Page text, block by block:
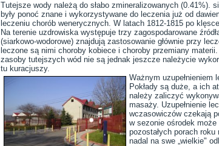
Tutejsze wody należą do słabo zmineralizowanych (0.41%).
były ponoć znane i wykorzystywane do leczenia już od
leczeniu chorób wenerycznych. W latach 1812-1815 po
Na terenie uzdrowiska występuje trzy zagospodarowane
(siarkowo-wodorowe) znajdują zastosowanie głównie przy
leczone są nimi choroby kobiece i choroby przemiany
zasoby tutejszych wód nie są jednak jeszcze należycie
tu kuracjuszy.
Ważnym uzupełnieniem
Pokłady są duże, a ich
należy zaliczyć
masaży. Uzupełnienie
wczasowiczów czekają
w sezonie ośrodek
pozostałych porach
nadal na swe „wielkie"